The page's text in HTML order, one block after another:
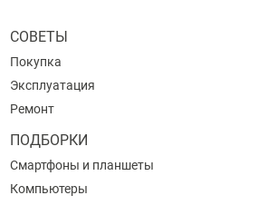
СОВЕТЫ
Покупка
Эксплуатация
Ремонт
ПОДБОРКИ
Смартфоны и планшеты
Компьютеры